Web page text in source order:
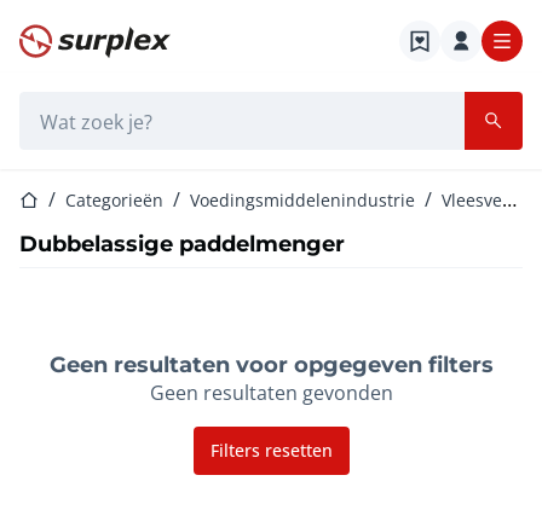
Startpagina
StartpaginaCategorieën Voedingsmiddelenindustrie Vleesverwerkende industrie
Dubbelassige paddelmenger
Geen resultaten voor opgegeven filters
Geen resultaten gevonden
Filters resetten